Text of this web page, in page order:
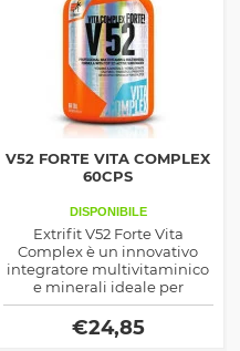
V52 FORTE VITA COMPLEX
60CPS
DISPONIBILE
Extrifit V52 Forte Vita
Complex è un innovativo
integratore multivitaminico
e minerali ideale per
apportare tutti i
micronutrienti di cui
necessita il nostro
€24,85